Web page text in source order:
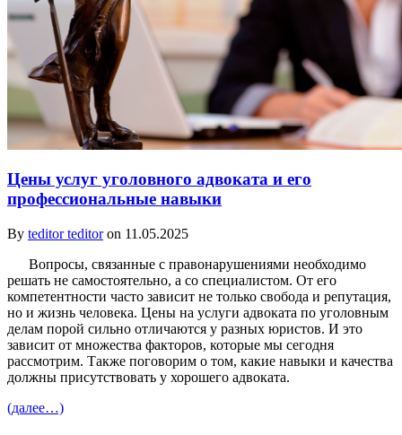
Цены услуг уголовного адвоката и его
профессиональные навыки
By teditor teditoron 11.05.2025
Вопросы, связанные с правонарушениями необходимо
решать не самостоятельно, а со специалистом. От его
компетентности часто зависит не только свобода и репутация,
но и жизнь человека. Цены на услуги адвоката по уголовным
делам порой сильно отличаются у разных юристов. И это
зависит от множества факторов, которые мы сегодня
рассмотрим. Также поговорим о том, какие навыки и качества
должны присутствовать у хорошего адвоката.
(далее…)